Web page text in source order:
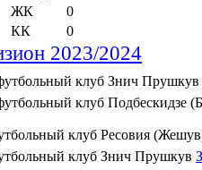
ЖК
0
КК
0
2023/2024